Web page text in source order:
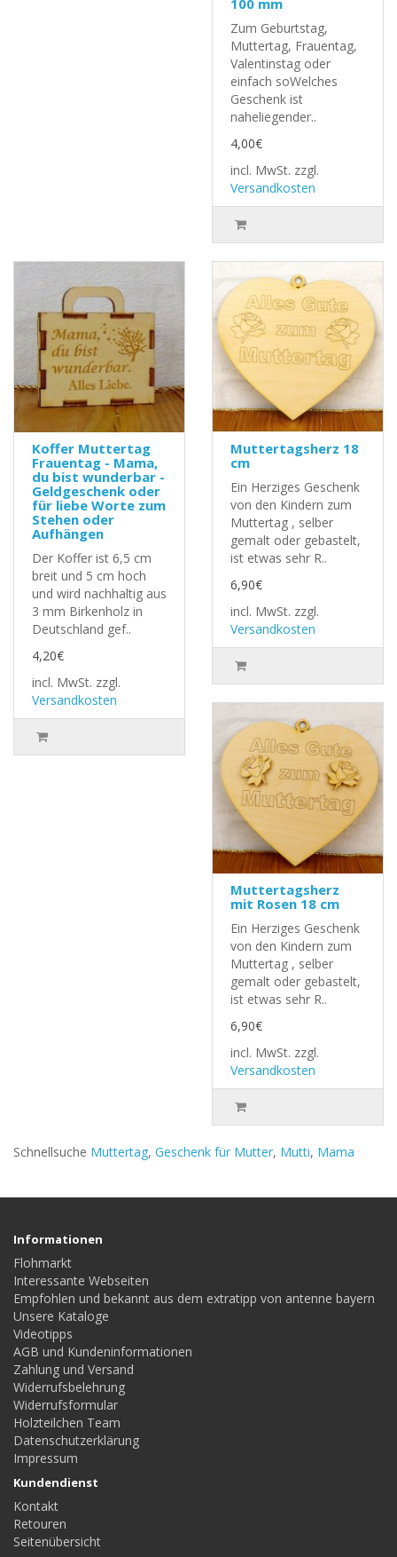
100 mm
Zum Geburtstag,
Muttertag, Frauentag,
Valentinstag oder
einfach soWelches
Geschenk ist
naheliegender..
4,00€
incl. MwSt. zzgl.
Versandkosten
Koffer Muttertag
Frauentag - Mama,
du bist wunderbar -
Geldgeschenk oder
für liebe Worte zum
Stehen oder
Aufhängen
Der Koffer ist 6,5 cm
breit und 5 cm hoch
und wird nachhaltig aus
3 mm Birkenholz in
Deutschland gef..
4,20€
incl. MwSt. zzgl.
Versandkosten
Muttertagsherz 18
cm
Ein Herziges Geschenk
von den Kindern zum
Muttertag , selber
gemalt oder gebastelt,
ist etwas sehr R..
6,90€
incl. MwSt. zzgl.
Versandkosten
Muttertagsherz
mit Rosen 18 cm
Ein Herziges Geschenk
von den Kindern zum
Muttertag , selber
gemalt oder gebastelt,
ist etwas sehr R..
6,90€
incl. MwSt. zzgl.
Versandkosten
Schnellsuche Muttertag, Geschenk für Mutter, Mutti, Mama
Informationen
Flohmarkt
Interessante Webseiten
Empfohlen und bekannt aus dem extratipp von antenne bayern
Unsere Kataloge
Videotipps
AGB und Kundeninformationen
Zahlung und Versand
Widerrufsbelehrung
Widerrufsformular
Holzteilchen Team
Datenschutzerklärung
Impressum
Kundendienst
Kontakt
Retouren
Seitenübersicht